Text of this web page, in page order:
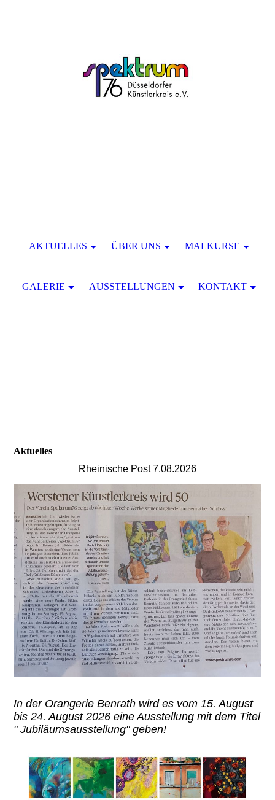
Aktuelles
Rheinische Post 7.08.2026
In der Orangerie Benrath wird es vom 15. August
bis 24. August 2026 eine Ausstellung mit dem Titel
" Jubiläumsausstellung" geben!
AKTUELLES ÜBER UNS MALKURSE
GALERIE AUSSTELLUNGEN KONTAKT